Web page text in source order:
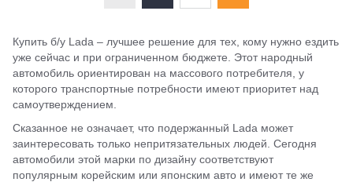
Купить б/у Lada – лучшее решение для тех, кому нужно ездить
уже сейчас и при ограниченном бюджете. Этот народный
автомобиль ориентирован на массового потребителя, у
которого транспортные потребности имеют приоритет над
самоутверждением.
Сказанное не означает, что подержанный Lada может
заинтересовать только непритязательных людей. Сегодня
автомобили этой марки по дизайну соответствуют
популярным корейским или японским авто и имеют те же